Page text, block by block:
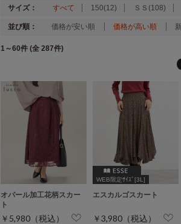
サイズ： すべて 150(12) ＳＳ(108)
並び順： 価格が安い順 価格が高い順
1～60件 (全 287件)
オパール加工花柄スカー
ト
￥5,980（税込）
WEB限定ｻｲｽﾞ[3L]
エスカルゴスカート
￥3,980（税込）